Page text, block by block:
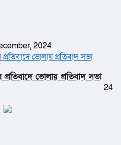
2024
ভোলায় প্রতিবাদ সভা
24